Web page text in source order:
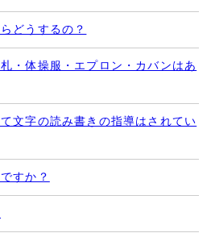
どうするの？
・体操服・エプロン・カバンはあ
文字の読み書きの指導はされてい
すか？